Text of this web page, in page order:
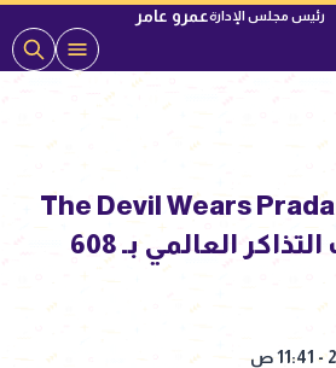
رئيس مجلس الإدارةعمرو عامر
رقم جديد.. فيلم The Devil Wears Prada
2 يكتسح شباك التذاكر العالمي بـ 608